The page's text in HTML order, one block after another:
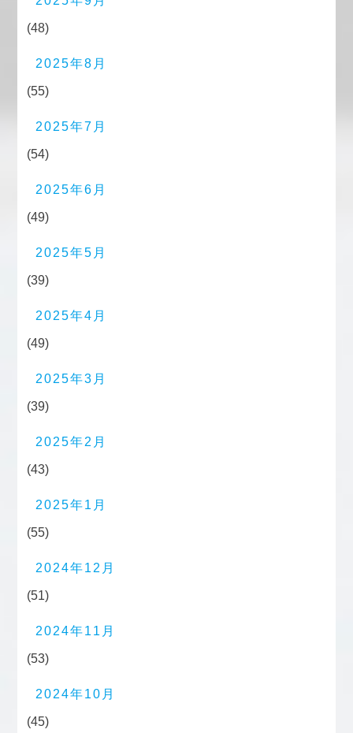
(48)
2025年8月
(55)
2025年7月
(54)
2025年6月
(49)
2025年5月
(39)
2025年4月
(49)
2025年3月
(39)
2025年2月
(43)
2025年1月
(55)
2024年12月
(51)
2024年11月
(53)
2024年10月
(45)